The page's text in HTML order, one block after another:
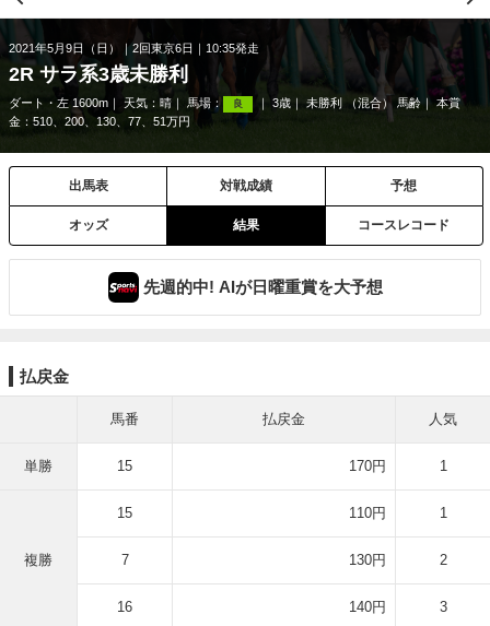
2021年5月9日（日） 2回東京6日 10:35発走
2R サラ系3歳未勝利
ダート・左 1600m 天気： 晴 馬場： 良 3歳 未勝利 （混合） 馬齢
本賞
金：510、200、130、77、51万円
出馬表 対戦成績 予想
オッズ 結果 コースレコード
先週的中! AIが日曜重賞を大予想
払戻金
馬番 払戻金 人気
単勝 15 170円 1
複勝
15 110円 1
7 130円 2
16 140円 3